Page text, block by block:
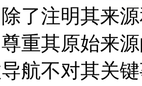
了注明其来
重其原始来
航不对其关